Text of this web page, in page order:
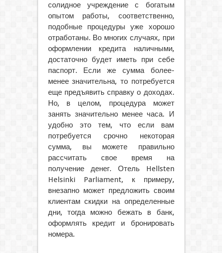
солидное учреждение с богатым
опытом работы, соответственно,
подобные процедуры уже хорошо
отработаны. Во многих случаях, при
оформлении кредита наличными,
достаточно будет иметь при себе
паспорт. Если же сумма более-
менее значительна, то потребуется
еще предъявить справку о доходах.
Но, в целом, процедура может
занять значительно менее часа. И
удобно это тем, что если вам
потребуется срочно некоторая
сумма, вы можете правильно
рассчитать свое время на
получение денег. Отель Hellsten
Helsinki Parliament, к примеру,
внезапно может предложить своим
клиентам скидки на определенные
дни, тогда можно бежать в банк,
оформлять кредит и бронировать
номера.